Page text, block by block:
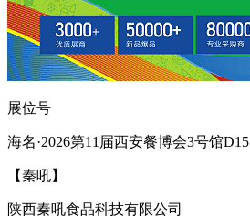
展位号
海名·2026第11届西安餐博会3号馆D15
【秦吼】
陕西秦吼食品科技有限公司